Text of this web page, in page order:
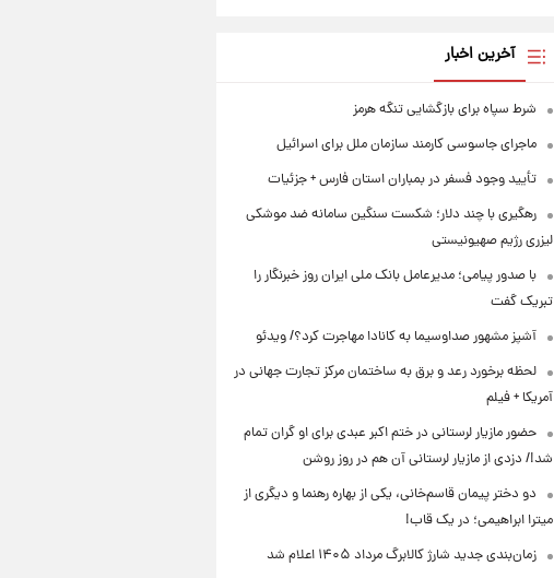
آخرین اخبار
شرط سپاه برای بازگشایی تنگه هرمز
ماجرای جاسوسی کارمند سازمان ملل برای اسرائیل
تأیید وجود فسفر در بمباران استان فارس + جزئیات
رهگیری با چند دلار؛ شکست سنگین سامانه ضد موشکی
لیزری رژیم صهیونیستی
با صدور پیامی؛ مدیرعامل بانک ملی ایران روز خبرنگار را
تبریک گفت
آشپز مشهور صداوسیما به کانادا مهاجرت کرد؟/ ویدئو
لحظه برخورد رعد و برق به ساختمان مرکز تجارت جهانی در
آمریکا + فیلم
حضور مازیار لرستانی در ختم اکبر عبدی برای او گران تمام
شد!/ دزدی از مازیار لرستانی آن هم در روز روشن
دو دختر پیمان قاسم‌خانی، یکی از بهاره رهنما و دیگری از
میترا ابراهیمی؛ در یک قاب!
زمان‌بندی جدید شارژ کالابرگ مرداد ۱۴۰۵ اعلام شد